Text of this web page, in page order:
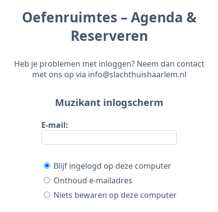
Oefenruimtes – Agenda &
Reserveren
Heb je problemen met inloggen? Neem dan contact
met ons op via info@slachthuishaarlem.nl
Muzikant inlogscherm
E-mail:
Blijf ingelogd op deze computer
Onthoud e-mailadres
Niets bewaren op deze computer